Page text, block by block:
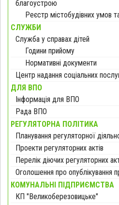
благоустрою
Реєстр містобудівних умов
СЛУЖБИ
Служба у справах дітей
Години прийому
Нормативні документи
Центр надання соціальних
ДЛЯ ВПО
Інформація для ВПО
Рада ВПО
РЕГУЛЯТОРНА ПОЛІТИКА
Планування регуляторної
Проекти регуляторних актів
Перелік діючих регуляторних
Оголошення про опублікування
КОМУНАЛЬНІ ПІДПРИЄМСТВА
КП "Великоберезовицьке"